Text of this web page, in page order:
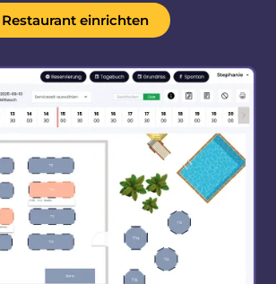
Restaurant einrichten